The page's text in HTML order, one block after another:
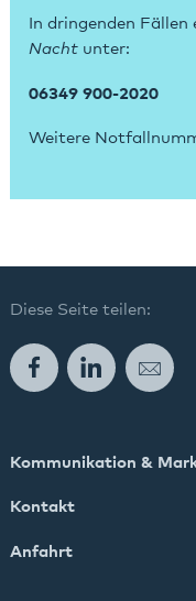
In dringenden Fällen
Nacht unter:
06349 900-2020
Weitere
Diese Seite teilen:
FacebookLinkedInE-Mail
Kommunikation &
Kontakt
Anfahrt